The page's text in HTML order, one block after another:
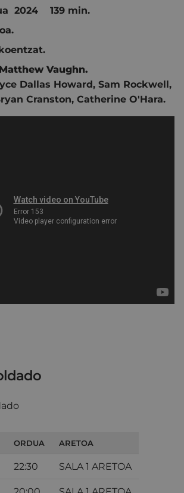
2024 139 min.
Matthew Vaughn.
Dallas Howard, Sam Rockwell,
Cranston, Catherine O'Hara.
ORDUA ARETOA
22:30 SALA 1 ARETOA